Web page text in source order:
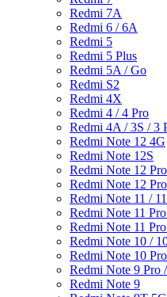
Redmi 7A
Redmi 6 / 6A
Redmi 5
Redmi 5 Plus
Redmi 5A / Go
Redmi S2
Redmi 4X
Redmi 4 / 4 Pro
Redmi 4A / 3S / 3
Redmi Note 12 4G
Redmi Note 12S
Redmi Note 12
Redmi Note 12
Redmi Note 11 /
Redmi Note 11
Redmi Note 11
Redmi Note 10 /
Redmi Note 10 Pro
Redmi Note 9 Pro
Redmi Note 9